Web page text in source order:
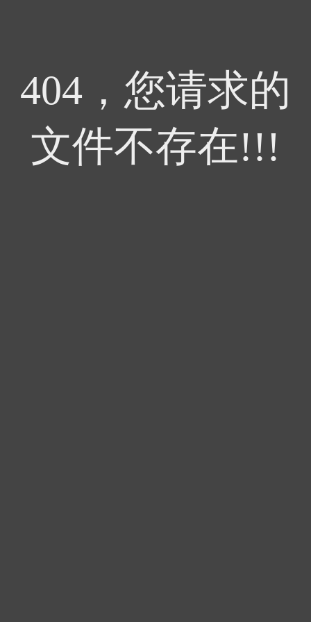
404，您请求的
文件不存在!!!